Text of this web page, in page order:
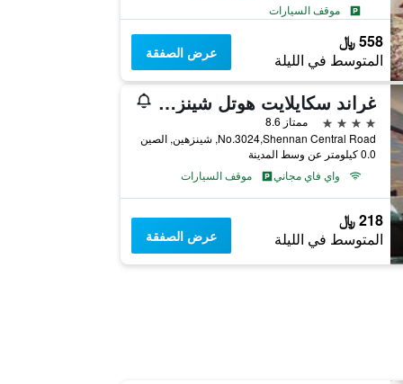
موقف السيارات
558 ﷼
المتوسط في الليلة عرض الصفقة
غراند سكايلايت هوتل شينزين
4 نجوم
ممتاز 8.6
No.3024,Shennan Central Road, شينزهين, الصين
0.0 كيلومتر عن وسط المدينة
واي فاي مجاني
موقف السيارات
218 ﷼
المتوسط في الليلة عرض الصفقة